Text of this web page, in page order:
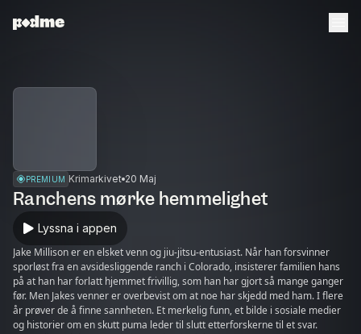
PREMIUM Krimarkivet 20 Maj
Ranchens mørke hemmelighet
Lyssna i appen
Jake Millison er en elsket venn og jiu-jitsu-entusiast. Når han forsvinner
sporløst fra en avsidesliggende ranch i Colorado, insisterer familien hans
på at han har forlatt hjemmet frivillig, som han har gjort så mange ganger
før. Men Jakes venner er overbevist om at noe har skjedd med ham. I flere
år prøver de å finne sannheten. Et merkelig funn, et bilde i sosiale medier
og historier om en skutt puma leder til slutt etterforskerne til et svar.